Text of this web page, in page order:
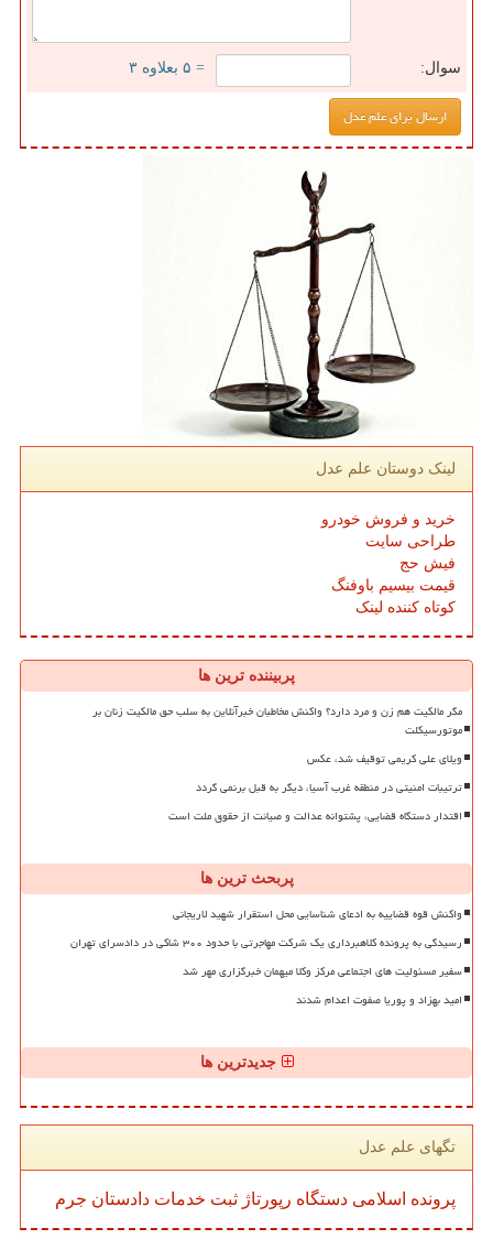
سوال: = ۵ بعلاوه ۳
لینک دوستان علم عدل
خرید و فروش خودرو
طراحی سایت
فیش حج
قیمت بیسیم باوفنگ
کوتاه کننده لینک
پربیننده ترین ها
مگر مالکیت هم زن و مرد دارد؟ واکنش مخاطبان خبرآنلاین به سلب حق مالکیت زنان بر
موتورسیکلت
ویلای علی کریمی توقیف شد، عکس
ترتیبات امنیتی در منطقه غرب آسیا، دیگر به قبل برنمی گردد
اقتدار دستگاه قضایی، پشتوانه عدالت و صیانت از حقوق ملت است
پربحث ترین ها
واکنش قوه قضاییه به ادعای شناسایی محل استقرار شهید لاریجانی
رسیدگی به پرونده کلاهبرداری یک شرکت مهاجرتی با حدود ۳۰۰ شاکی در دادسرای تهران
سفیر مسئولیت های اجتماعی مرکز وکلا میهمان خبرگزاری مهر شد
امید بهزاد و پوریا صفوت اعدام شدند
جدیدترین ها
تگهای علم عدل
پرونده اسلامی دستگاه رپورتاژ ثبت خدمات دادستان جرم